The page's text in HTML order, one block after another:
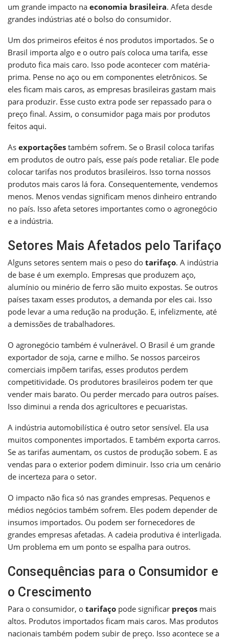
um grande impacto na economia brasileira. Afeta desde
grandes indústrias até o bolso do consumidor.
Um dos primeiros efeitos é nos produtos importados. Se o
Brasil importa algo e o outro país coloca uma tarifa, esse
produto fica mais caro. Isso pode acontecer com matéria-
prima. Pense no aço ou em componentes eletrônicos. Se
eles ficam mais caros, as empresas brasileiras gastam mais
para produzir. Esse custo extra pode ser repassado para o
preço final. Assim, o consumidor paga mais por produtos
feitos aqui.
As exportações também sofrem. Se o Brasil coloca tarifas
em produtos de outro país, esse país pode retaliar. Ele pode
colocar tarifas nos produtos brasileiros. Isso torna nossos
produtos mais caros lá fora. Consequentemente, vendemos
menos. Menos vendas significam menos dinheiro entrando
no país. Isso afeta setores importantes como o agronegócio
e a indústria.
Setores Mais Afetados pelo Tarifaço
Alguns setores sentem mais o peso do tarifaço. A indústria
de base é um exemplo. Empresas que produzem aço,
alumínio ou minério de ferro são muito expostas. Se outros
países taxam esses produtos, a demanda por eles cai. Isso
pode levar a uma redução na produção. E, infelizmente, até
a demissões de trabalhadores.
O agronegócio também é vulnerável. O Brasil é um grande
exportador de soja, carne e milho. Se nossos parceiros
comerciais impõem tarifas, esses produtos perdem
competitividade. Os produtores brasileiros podem ter que
vender mais barato. Ou perder mercado para outros países.
Isso diminui a renda dos agricultores e pecuaristas.
A indústria automobilística é outro setor sensível. Ela usa
muitos componentes importados. E também exporta carros.
Se as tarifas aumentam, os custos de produção sobem. E as
vendas para o exterior podem diminuir. Isso cria um cenário
de incerteza para o setor.
O impacto não fica só nas grandes empresas. Pequenos e
médios negócios também sofrem. Eles podem depender de
insumos importados. Ou podem ser fornecedores de
grandes empresas afetadas. A cadeia produtiva é interligada.
Um problema em um ponto se espalha para outros.
Consequências para o Consumidor e
o Crescimento
Para o consumidor, o tarifaço pode significar preços mais
altos. Produtos importados ficam mais caros. Mas produtos
nacionais também podem subir de preço. Isso acontece se a